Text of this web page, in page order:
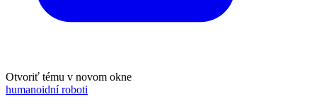
Otvoriť tému v novom okne
humanoidní roboti